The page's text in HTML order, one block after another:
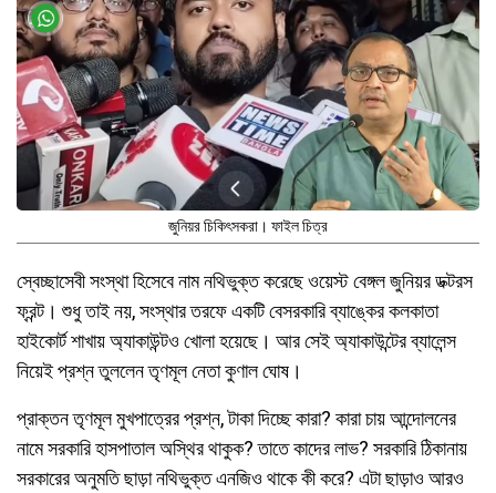
জুনিয়র চিকিৎসকরা। ফাইল চিত্র
স্বেচ্ছাসেবী সংস্থা হিসেবে নাম নথিভুক্ত করেছে ওয়েস্ট বেঙ্গল জুনিয়র ডক্টরস
ফ্রন্ট। শুধু তাই নয়, সংস্থার তরফে একটি বেসরকারি ব্যাঙ্কের কলকাতা
হাইকোর্ট শাখায় অ্যাকাউন্টও খোলা হয়েছে। আর সেই অ্যাকাউন্টের ব্যালেন্স
নিয়েই প্রশ্ন তুললেন তৃণমূল নেতা কুণাল ঘোষ।
প্রাক্তন তৃণমূল মুখপাত্রের প্রশ্ন, টাকা দিচ্ছে কারা? কারা চায় আন্দোলনের
নামে সরকারি হাসপাতাল অস্থির থাকুক? তাতে কাদের লাভ? সরকারি ঠিকানায়
সরকারের অনুমতি ছাড়া নথিভুক্ত এনজিও থাকে কী করে? এটা ছাড়াও আরও